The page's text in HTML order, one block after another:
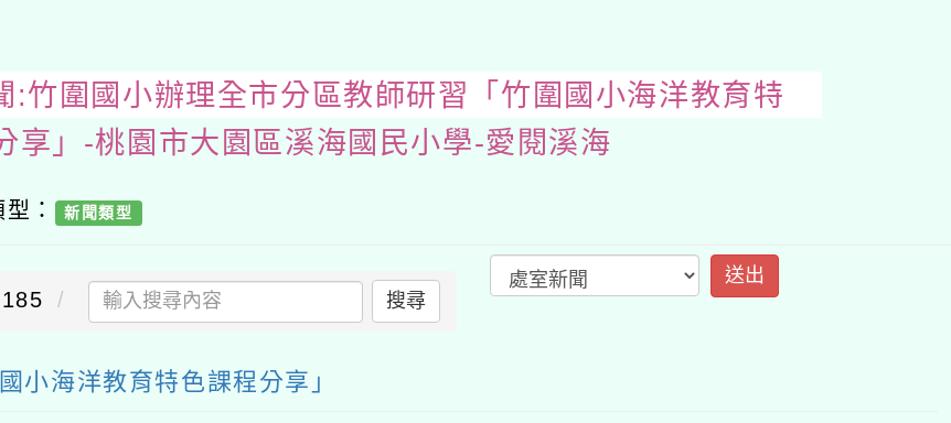
聞:竹圍國小辦理全市分區教師研習「竹圍國小海洋
型： 新聞類型
搜尋